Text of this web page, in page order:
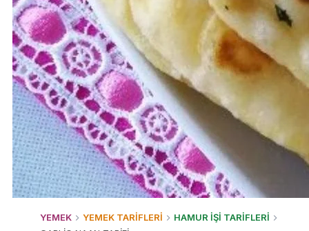
YEMEK YEMEK TARİFLERİ
HAMUR İŞİ TARİFLERİ